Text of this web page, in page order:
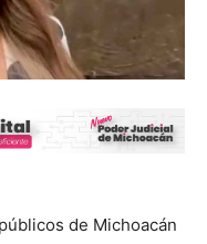
de Michoacán